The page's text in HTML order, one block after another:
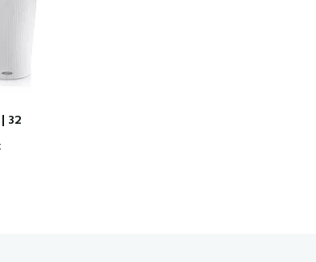
32